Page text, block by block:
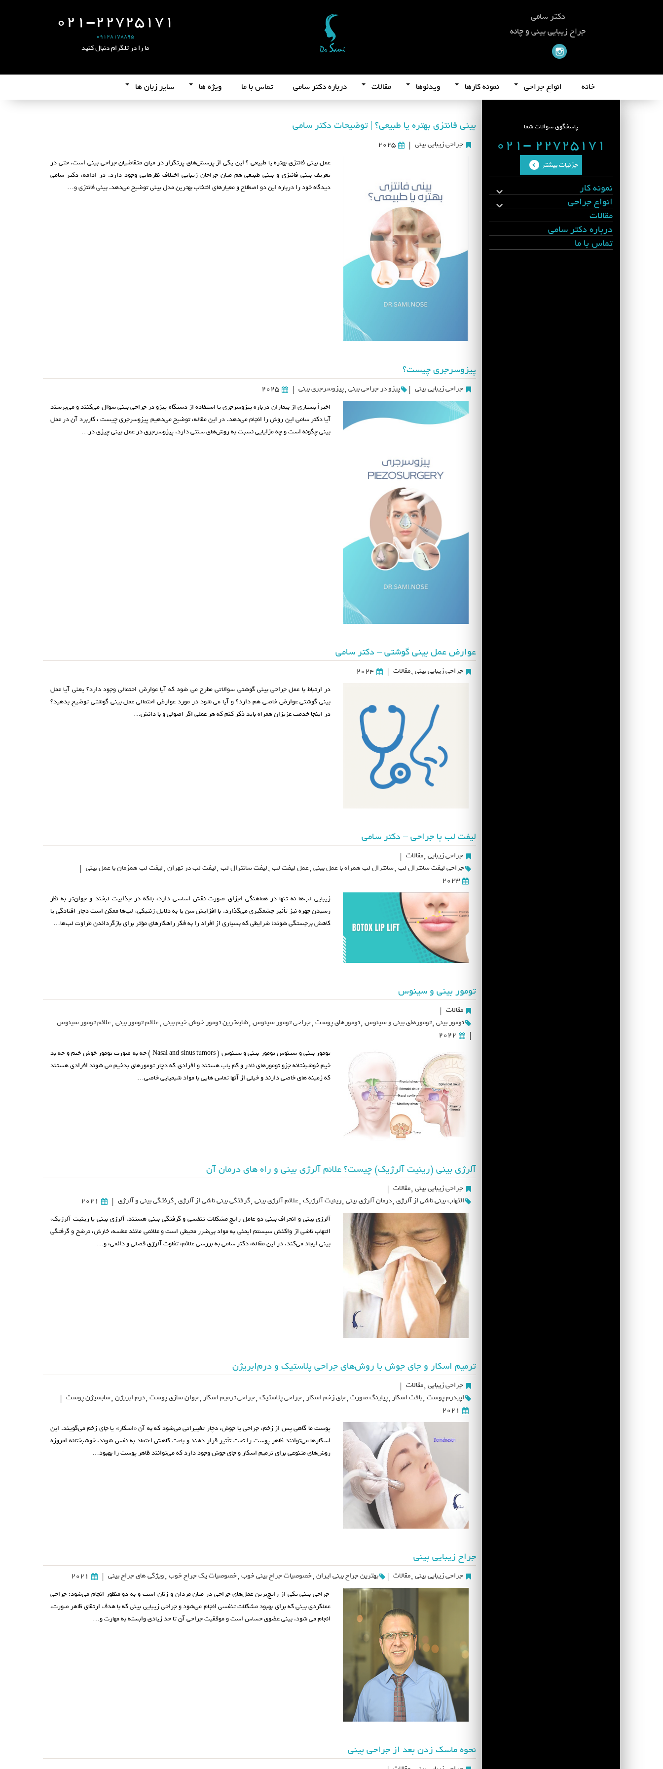
021-22725171
09128178895
ما را در تلگرام دنبال کنید
دکتر سامی
جراح زیبایی بینی و چانه
خانه انواع جراحی نمونه کارها ویدئوها مقالات درباره دکتر سامی تماس با ما ویژه ها سایر زبان ها
بینی فانتزی بهتره یا طبیعی؟ | توضیحات دکتر سامی
جراحی زیبایی بینی |
2025
عمل بینی فانتزی بهتره یا طبیعی ؟ این یکی از پرسش‌های پرتکرار در میان متقاضیان جراحی بینی است. حتی در
تعریف بینی فانتزی و بینی طبیعی هم میان جراحان زیبایی اختلاف‌ نظرهایی وجود دارد. در ادامه، دکتر سامی
دیدگاه خود را درباره این دو اصطلاح و معیارهای انتخاب بهترین مدل بینی توضیح می‌دهد. بینی فانتزی و…
پیزوسرجری چیست؟
جراحی زیبایی بینی | پیزو در جراحی بینی ,پیزوسرجری بینی |
2025
اخیراً بسیاری از بیماران درباره پیزوسرجری یا استفاده از دستگاه پیزو در جراحی بینی سؤال می‌کنند و می‌پرسند
آیا دکتر سامی این روش را انجام می‌دهد. در این مقاله، توضیح می‌دهیم پیزوسرجری چیست ، کاربرد آن در عمل
بینی چگونه است و چه مزایایی نسبت به روش‌های سنتی دارد. پیزوسرجری در عمل بینی چیزی در…
عوارض عمل بینی گوشتی – دکتر سامی
جراحی زیبایی بینی ,مقالات |
2024
در ارتباط با عمل جراحی بینی گوشتی سوالاتی مطرح می شود که آیا عوارض احتمالی وجود دارد؟ یعنی آیا عمل
بینی گوشتی عوارض خاصی هم دارد؟ و آیا می شود در مورد عوارض احتمالی عمل بینی گوشتی توضیح بدهید؟
در اینجا خدمت عزیزان همراه باید ذکر کنم که هر عملی اگر اصولی و با دانش…
لیفت لب با جراحی – دکتر سامی
جراحی زیبایی ,مقالات |
جراحی لیفت سانترال لب ,سانترال لب همراه با عمل بینی ,عمل لیفت لب ,لیفت سانترال لب ,لیفت لب در تهران ,لیفت لب همزمان با عمل بینی |
2023
زیبایی لب‌ها نه تنها در هماهنگی اجزای صورت نقش اساسی دارد، بلکه در جذابیت لبخند و جوان‌تر به نظر
رسیدن چهره نیز تأثیر چشمگیری می‌گذارد. با افزایش سن یا به دلایل ژنتیکی، لب‌ها ممکن است دچار افتادگی یا
کاهش برجستگی شوند؛ شرایطی که بسیاری از افراد را به فکر راهکارهای مؤثر برای بازگرداندن طراوت لب‌ها…
تومور بینی و سینوس
مقالات |
تومور بینی ,تومورهای بینی و سینوس ,تومورهای پوست ,جراحی تومور سینوس ,شایعترین تومور خوش خیم بینی ,علائم تومور بینی ,علائم تومور سینوس
|
2022
تومور بینی و سینوس تومور بینی و سینوس ( Nasal and sinus tumors ) چه به صورت تومور خوش خیم و چه بد
خیم خوشبختانه جزو تومورهای نادر و کم یاب هستند و افرادی که دچار تومورهای بدخیم می شوند افرادی هستند
که زمینه های خاصی دارند و خیلی از آنها تماس هایی با مواد شیمیایی خاصی…
آلرژی بینی (رینیت آلرژیک) چیست؟ علائم آلرژی بینی و راه های درمان آن
جراحی زیبایی بینی ,مقالات |
التهاب بینی ناشی از آلرژی ,درمان آلرژی بینی ,رینیت آلرژیک ,علائم آلرژی بینی ,گرفتگی بینی ناشی از آلرژی ,گرفتگی بینی و آلرژی |
2021
آلرژی بینی و انحراف بینی دو عامل رایج مشکلات تنفسی و گرفتگی بینی هستند. آلرژی بینی یا رینیت آلرژیک،
التهاب ناشی از واکنش سیستم ایمنی به مواد بی‌ضرر محیطی است و علائمی مانند عطسه، خارش، ترشح و گرفتگی
بینی ایجاد می‌کند. در این مقاله، دکتر سامی به بررسی علائم، تفاوت آلرژی فصلی و دائمی، و…
ترمیم اسکار و جای جوش با روش‌های جراحی پلاستیک و درم‌ابریژن
جراحی زیبایی ,مقالات |
اپیدرم پوست ,بافت اسکار ,پیلینگ صورت ,جای زخم اسکار ,جراحی پلاستیک ,جراحی ترمیم اسکار ,جوان سازی پوست ,درم ابریژن ,سابسیژن پوست |
2021
پوست ما گاهی پس از زخم، جراحی یا جوش، دچار تغییراتی می‌شود که به آن «اسکار» یا جای زخم می‌گویند. این
اسکارها می‌توانند ظاهر پوست را تحت تأثیر قرار دهند و باعث کاهش اعتماد به نفس شوند. خوشبختانه امروزه
روش‌های متنوعی برای ترمیم اسکار و جای جوش وجود دارد که می‌توانند ظاهر پوست را بهبود…
جراح زیبایی بینی
جراحی زیبایی بینی ,مقالات | بهترین جراح بینی ایران ,خصوصیات جراح بینی خوب ,خصوصیات یک جراح خوب ,ویژگی های جراح بینی |
2021
جراحی بینی یکی از رایج‌ترین عمل‌های جراحی در میان مردان و زنان است و به دو منظور انجام می‌شود: جراحی
عملکردی بینی که برای بهبود مشکلات تنفسی انجام می‌شود و جراحی زیبایی بینی که با هدف ارتقای ظاهر صورت،
انجام می شود. بینی عضوی حساس است و موفقیت جراحی آن تا حد زیادی وابسته به مهارت و…
نحوه ماسک زدن بعد از جراحی بینی
پاسخگوی سوالات شما
22725171 -021
جزئیات بیشتر
نمونه کار
انواع جراحی
مقالات
درباره دکتر سامی
تماس با ما